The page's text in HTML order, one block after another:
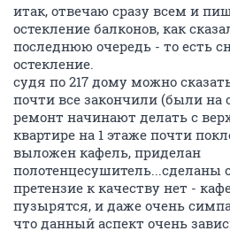
итак, отвечаю сразу всем и
остекление балконов, как
последнюю очередь - то есть
остекление.
судя по 217 дому можно
почти все закончили (были на
ремонт начинают делать с
квартире на 1 этаже почти
выложен кафель, приделан
полотенцесушитель...сделаны
претензие к качеству нет -
пузырятся, и даже очень
что данный аспект очень